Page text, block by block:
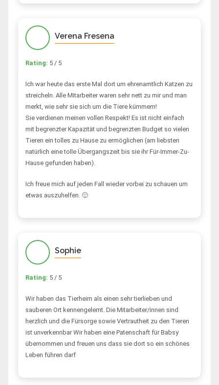
Verena Fresena
Rating: 5 / 5
Ich war heute das erste Mal dort um ehrenamtlich Katzen zu
streicheln. Alle Mitarbeiter waren sehr nett zu mir und man
merkt, wie sehr sie sich um die Tiere kümmern!
Sie verdienen meinen vollen Respekt! Es ist nicht einfach
mit begrenzter Kapazität und begrenzten Budget so vielen
Tieren ein tolles zu Hause zu ermöglichen (am liebsten
natürlich eine tolle Übergangszeit bis sie ihr Für-Immer-Zu-
Hause gefunden haben).
Ich freue mich auf jeden Fall wieder vorbei zu schauen um
etwas auszuhelfen. 🙂
Sophie
Rating: 5 / 5
Wir haben das Tierheim als einen sehr tierlieben und
sauberen Ort kennengelernt. Die Mitarbeiter/innen sind
herzlich und die Fürsorge sowie Vertrautheit zu den Tieren
ist unverkennbar Wir haben eine Patenschaft für Babsy
übernommen und freuen uns dass sie dort so ein schönes
Leben führen darf